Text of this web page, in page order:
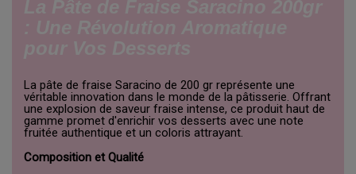
La pâte de fraise Saracino de 200 gr représente une
véritable innovation dans le monde de la pâtisserie. Offrant
une explosion de saveur fraise intense, ce produit haut de
gamme promet d'enrichir vos desserts avec une note
fruitée authentique et un coloris attrayant.
Composition et Qualité